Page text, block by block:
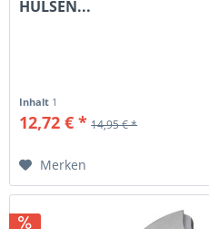
HÜLSEN...
Inhalt 1
12,72 € * 14,95 € *
Merken